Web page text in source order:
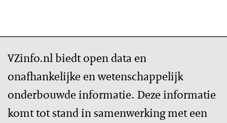
VZinfo.nl biedt open data en
onafhankelijke en wetenschappelijk
onderbouwde informatie. Deze informatie
komt tot stand in samenwerking met een